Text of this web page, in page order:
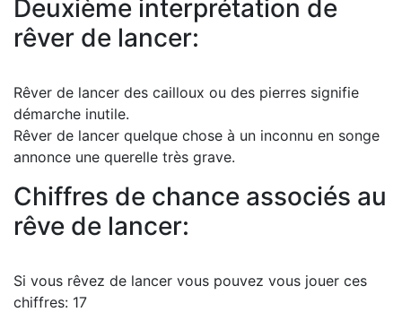
Deuxième interprétation de
rêver de lancer:
Rêver de lancer des cailloux ou des pierres signifie
démarche inutile.
Rêver de lancer quelque chose à un inconnu en songe
annonce une querelle très grave.
Chiffres de chance associés au
rêve de lancer:
Si vous rêvez de lancer vous pouvez vous jouer ces
chiffres: 17